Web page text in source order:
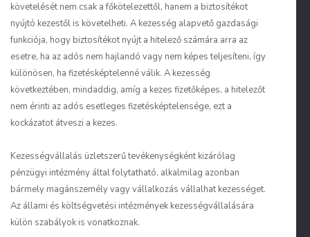
követelését nem csak a főkötelezettől, hanem a biztosítékot
nyújtó kezestől is követelheti. A kezesség alapvető gazdasági
funkciója, hogy biztosítékot nyújt a hitelező számára arra az
esetre, ha az adós nem hajlandó vagy nem képes teljesíteni, így
különösen, ha fizetésképtelenné válik. A kezesség
következtében, mindaddig, amíg a kezes fizetőképes, a hitelezőt
nem érinti az adós esetleges fizetésképtelensége, ezt a
kockázatot átveszi a kezes.
Kezességvállalás üzletszerű tevékenységként kizárólag
pénzügyi intézmény által folytatható, alkalmilag azonban
bármely magánszemély vagy vállalkozás vállalhat kezességet.
Az állami és költségvetési intézmények kezességvállalására
külön szabályok is vonatkoznak.